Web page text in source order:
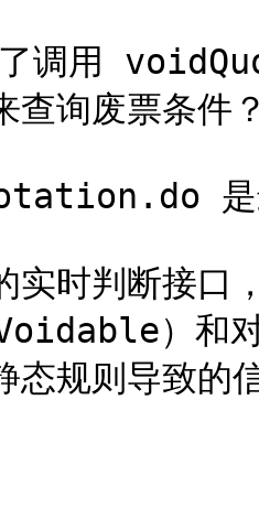
了调用
查询废票条件
是
实时判断接口
）和
态规则导致的